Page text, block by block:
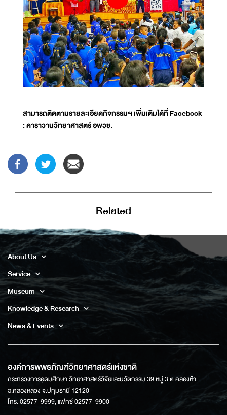
สามารถติดตามรายละเอียดกิจกรรมฯ เพิ่มเติมได้ที่ Facebook
: คาราวานวิทยาศาสตร์ อพวช.
Related
About Us
Service
Museum
Knowledge & Research
News & Events
องค์การพิพิธภัณฑ์วิทยาศาสตร์แห่งชาติ
กระทรวงการอุดมศึกษา วิทยาศาสตร์วิจัยและนวัตกรรม 39 หมู่ 3 ต.คลองห้า
อ.คลองหลวง จ.ปทุมธานี 12120
โทร: 02577-9999, แฟกซ์ 02577-9900